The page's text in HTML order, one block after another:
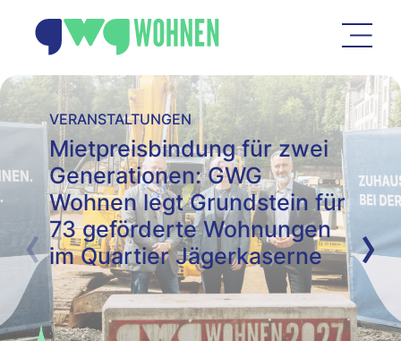
VERANSTALTUNGEN
Mietpreisbindung für zwei
Generationen: GWG
Wohnen legt Grundstein für
73 geförderte Wohnungen
im Quartier Jägerkaserne